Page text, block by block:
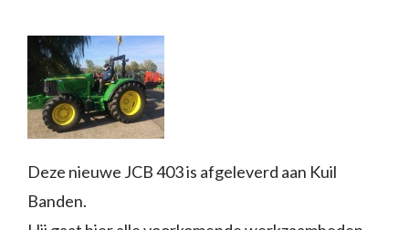
Deze nieuwe JCB 403 is afgeleverd aan Kuil
Banden.